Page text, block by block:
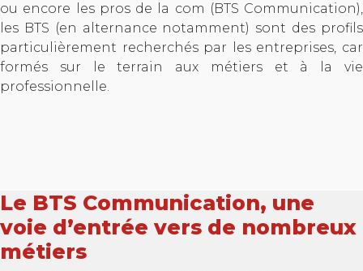
ou encore les pros de la com (BTS Communication),
les BTS (en alternance notamment) sont des profils
particulièrement recherchés par les entreprises, car
formés sur le terrain aux métiers et à la vie
professionnelle.
Le BTS Communication, une
voie d’entrée vers de nombreux
métiers